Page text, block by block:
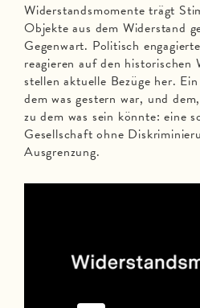
Widerstandsmomente trägt
Objekte aus dem Widerstand
Gegenwart. Politisch
reagieren auf den historischen
stellen aktuelle Bezüge her.
dem was gestern war, und
zu dem was sein könnte: eine
Gesellschaft ohne
Ausgrenzung.